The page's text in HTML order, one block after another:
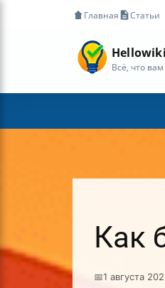
Главная Статьи
Всё, что
Как
📅1 августа